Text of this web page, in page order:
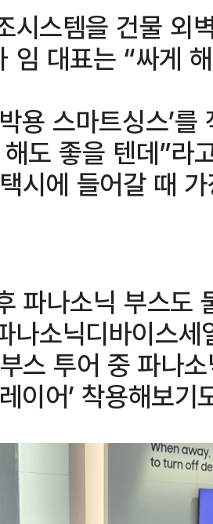
시스템을 건물 외
임 대표는 “싸게
용 스마트싱스’
도 좋을 텐데”라
시에 들어갈 때
파나소닉 부스도
나소닉디바이스
스 투어 중 파나
이어’ 착용해보기